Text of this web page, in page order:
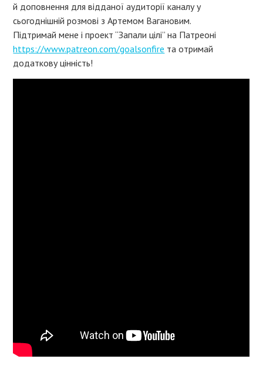
й доповнення для відданої аудиторії каналу у
сьогоднішній розмові з Артемом Вагановим.
Підтримай мене і проект “Запали цілі” на Патреоні
https://www.patreon.com/goalsonfire та отримай
додаткову цінність!